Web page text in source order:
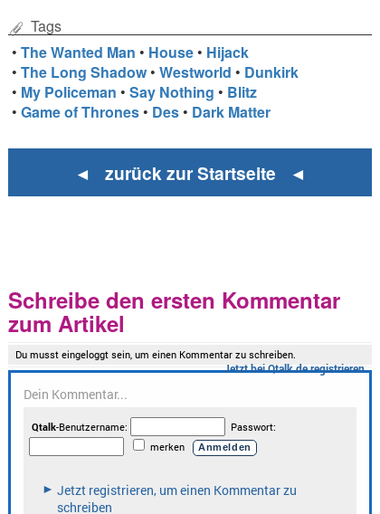
Tags
•The Wanted Man • House • Hijack
•The Long Shadow •Westworld • Dunkirk
• My Policeman •Say Nothing • Blitz
•Game of Thrones • Des • Dark Matter
◄ zurück zur Startseite ◄
Schreibe den ersten Kommentar
zum Artikel